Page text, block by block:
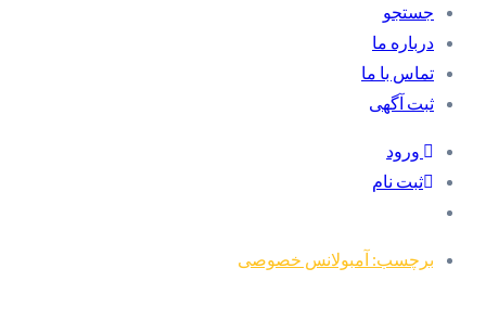
جستجو
درباره ما
تماس با ما
ثبت آگهی
ورود
ثبت نام
برچسب: آمبولانس خصوصی